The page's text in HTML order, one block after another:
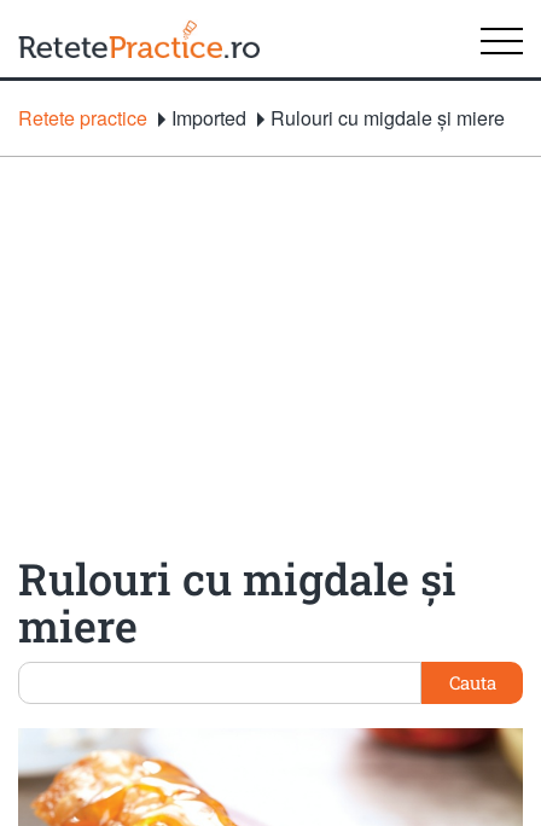
Retete practice Imported Rulouri cu migdale şi miere
Rulouri cu migdale şi
miere
Cauta